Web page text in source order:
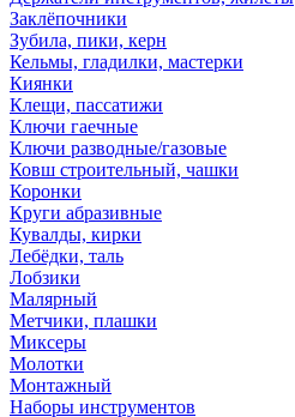
Заклёпочники
Зубила, пики, керн
Кельмы, гладилки, мастерки
Киянки
Клещи, пассатижи
Ключи гаечные
Ключи разводные/газовые
Ковш строительный, чашки
Коронки
Круги абразивные
Кувалды, кирки
Лебёдки, таль
Лобзики
Малярный
Метчики, плашки
Миксеры
Молотки
Монтажный
Наборы инструментов